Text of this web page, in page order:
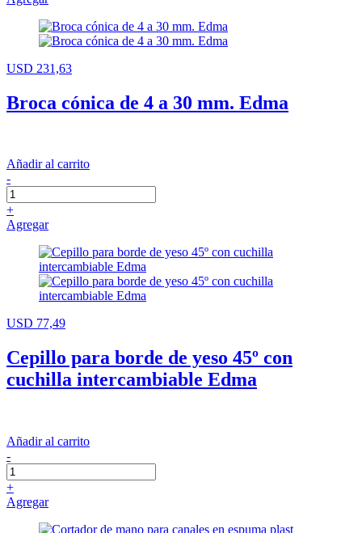
USD 231,63
Broca cónica de 4 a 30 mm. Edma
Añadir al carrito
-
+
Agregar
USD 77,49
Cepillo para borde de yeso 45º con
cuchilla intercambiable Edma
Añadir al carrito
-
+
Agregar